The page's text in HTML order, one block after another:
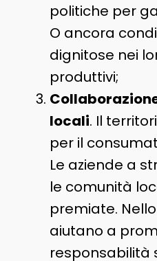
politiche per
O ancora
dignitose nei
produttivi;
locali. Il
per il
Le aziende a
le comunità
premiate.
aiutano a
responsabilità